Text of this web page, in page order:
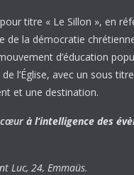
titre « Le Sillon », en
de la démocratie
d’éducation
de l’Église, avec un sous
et une destination.
à l’intelligence des
Luc, 24, Emmaüs.